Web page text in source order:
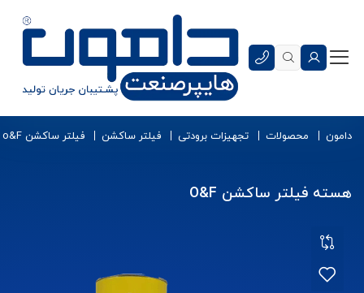
دامون محصولات تجهیزات برودتی فیلتر ساکشن فیلتر ساکشن o&F
هسته فیلتر ساکشن O&F